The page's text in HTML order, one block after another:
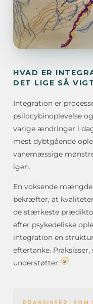
HVAD ER
DET LIGE SÅ
Integration er
psilocybinoplevelse
varige ændringer i
mest dybtgående
vanemæssige
igen.
En voksende
bekræfter, at
de stærkeste
efter psykedeliske
integration en
eftertanke.
understøtter:
5
PRAKSISSER, SOM